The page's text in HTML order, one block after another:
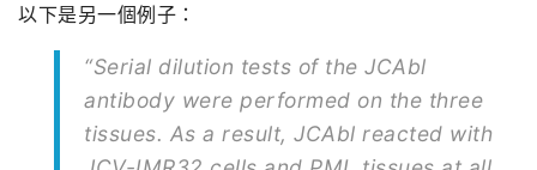
以下是另一個例子：
“Serial dilution tests of the JCAbl
antibody were performed on the three
tissues. As a result, JCAbl reacted with